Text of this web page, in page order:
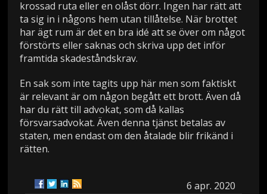
krossad ruta eller en olåst dörr. Ingen har rätt att
ta sig in i någons hem utan tillåtelse. När brottet
har ägt rum är det en bra idé att se över om något
förstörts eller saknas och skriva upp det inför
framtida skadeståndskrav.
En sak som inte tagits upp här men som faktiskt
är relevant är om någon begått ett brott. Även då
har du rätt till advokat, som då kallas
försvarsadvokat. Även denna tjänst betalas av
staten, men endast om den åtalade blir frikänd i
rätten.
6 apr. 2020